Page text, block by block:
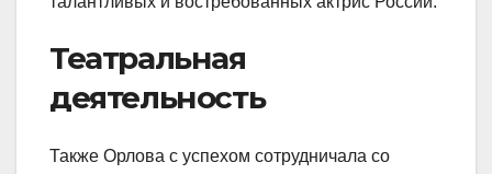
Театральная
деятельность
Также Орлова с успехом сотрудничала со